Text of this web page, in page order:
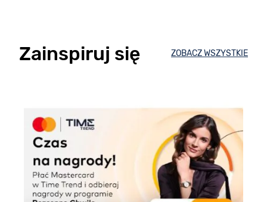
Zainspiruj się ZOBACZ WSZYSTKIE